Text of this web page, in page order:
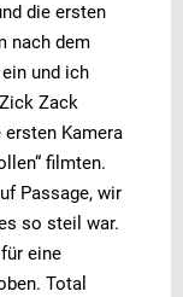
die ersten
nach dem
und ich
Zack
Kamera
filmten.
Passage, wir
so steil war.
eine
Total